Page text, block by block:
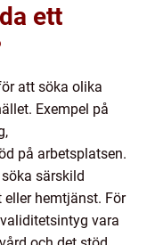
ett
att söka olika
Exempel på
på arbetsplatsen.
särskild
eller hemtjänst. För
vara